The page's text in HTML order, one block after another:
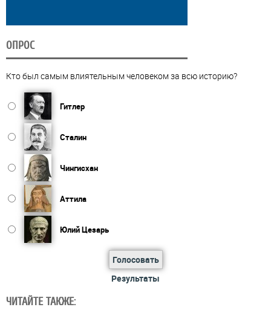
ОПРОС
Кто был самым влиятельным человеком за всю историю?
Гитлер
Сталин
Чингисхан
Аттила
Юлий Цезарь
Голосовать
Результаты
ЧИТАЙТЕ ТАКЖЕ: